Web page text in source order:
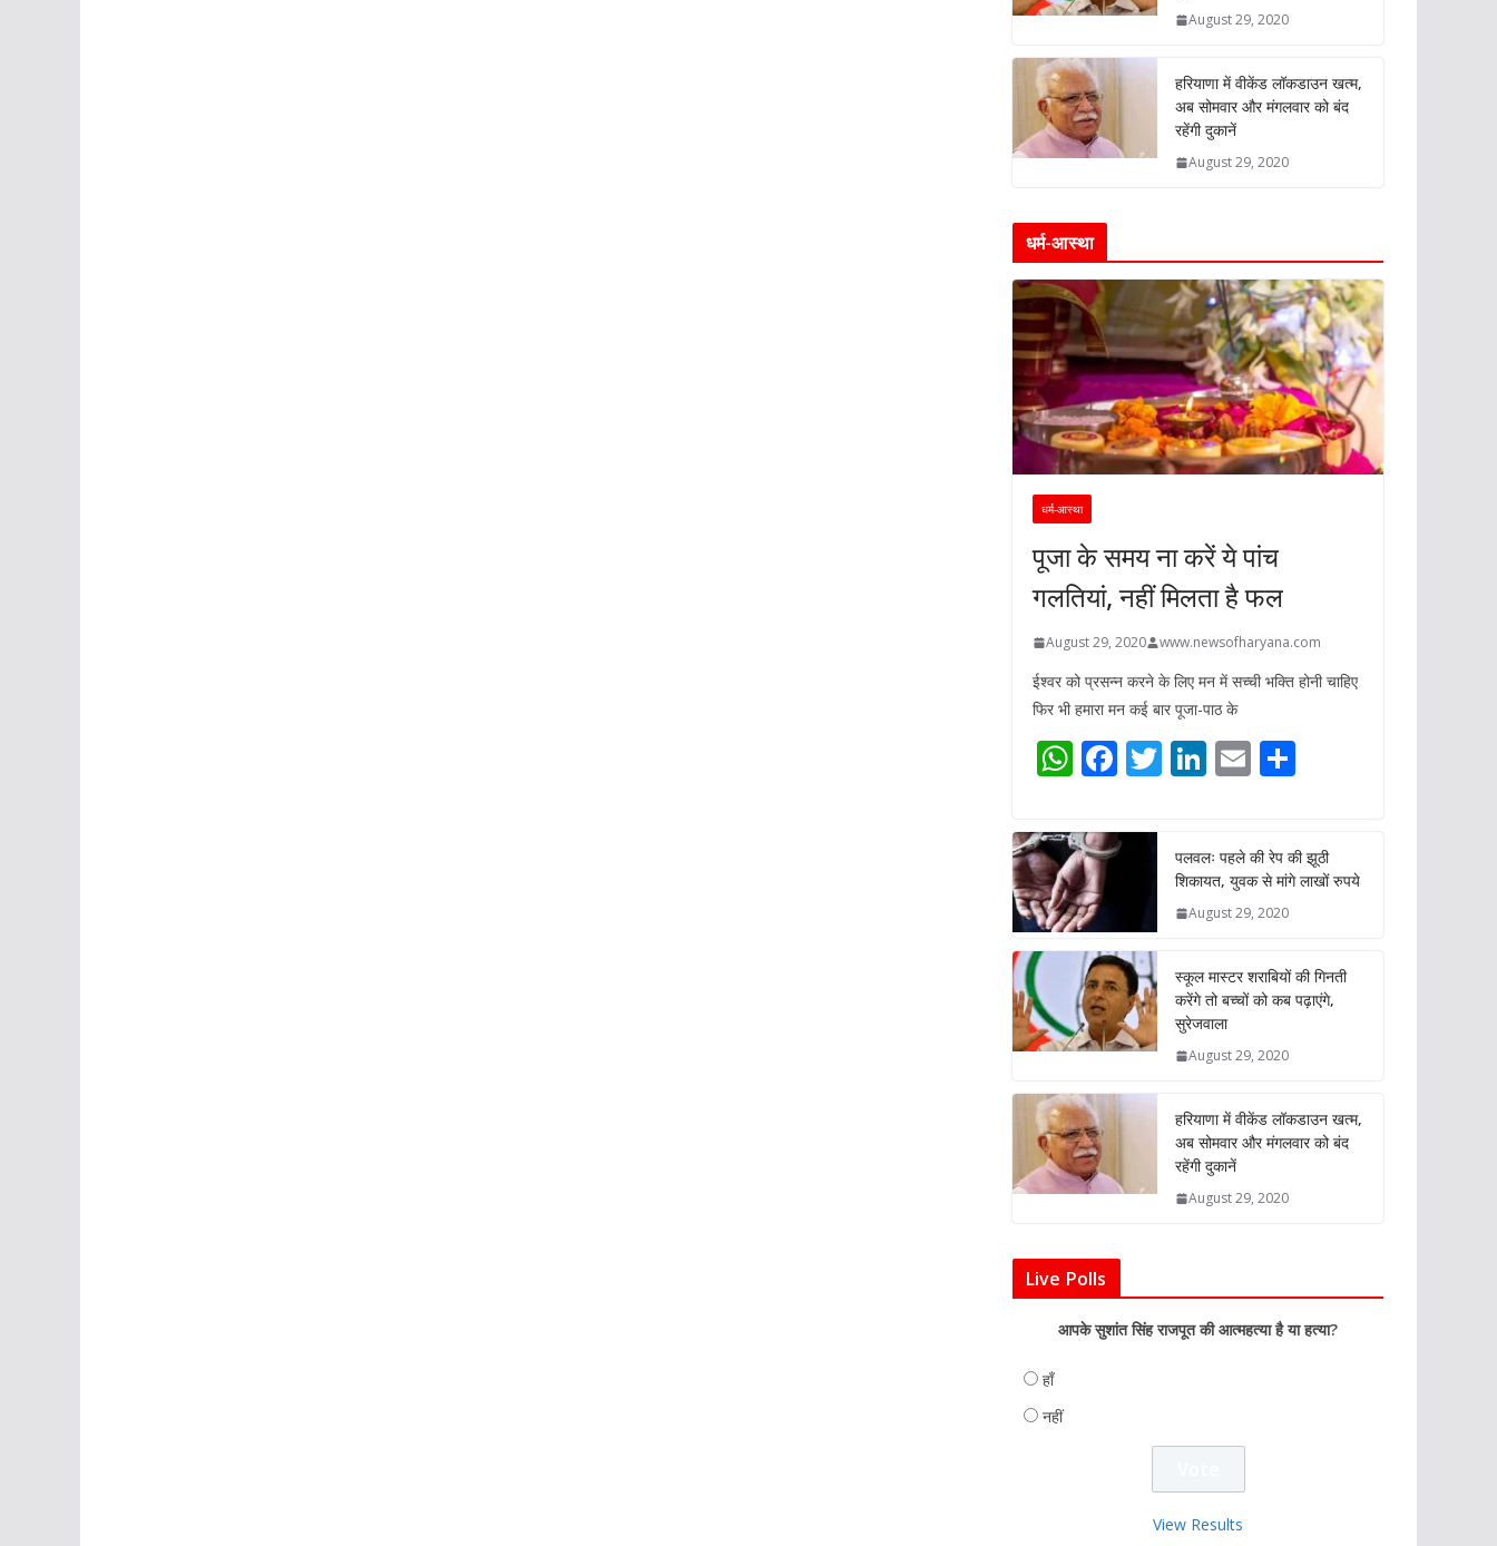
August 29, 2020
हरियाणा में वीकेंड लॉकडाउन खत्म,
अब सोमवार और मंगलवार को बंद
रहेंगी दुकानें
August 29, 2020
धर्म-आस्था
धर्म-आस्था
पूजा के समय ना करें ये पांच
गलतियां, नहीं मिलता है फल
August 29, 2020 www.newsofharyana.com
ईश्वर को प्रसन्न करने के लिए मन में सच्ची भक्ति होनी चाहिए
फिर भी हमारा मन कई बार पूजा-पाठ के
W
at
s
A
p
p
F
e
b
o
k
T
er
Li
e
dI
n
E
l e
पलवलः पहले की रेप की झूठी
शिकायत, युवक से मांगे लाखों रुपये
August 29, 2020
स्कूल मास्टर शराबियों की गिनती
करेंगे तो बच्चों को कब पढ़ाएंगे,
सुरेजवाला
August 29, 2020
हरियाणा में वीकेंड लॉकडाउन खत्म,
अब सोमवार और मंगलवार को बंद
रहेंगी दुकानें
August 29, 2020
Live Polls
आपके सुशांत सिंह राजपूत की आत्महत्या है या हत्या?
हाँ
नहीं
View Results